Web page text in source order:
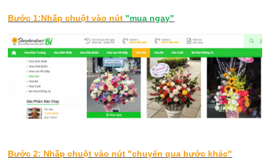
Bước 1:Nhấp chuột vào nút "mua ngay"
Bước 2: Nhấp chuột vào nút "chuyển qua bước khác"